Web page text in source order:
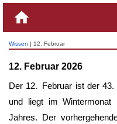
Wissen | 12. Februar
12. Februar 2026
Der 12. Februar ist der 43.
und liegt im Wintermonat
Jahres. Der